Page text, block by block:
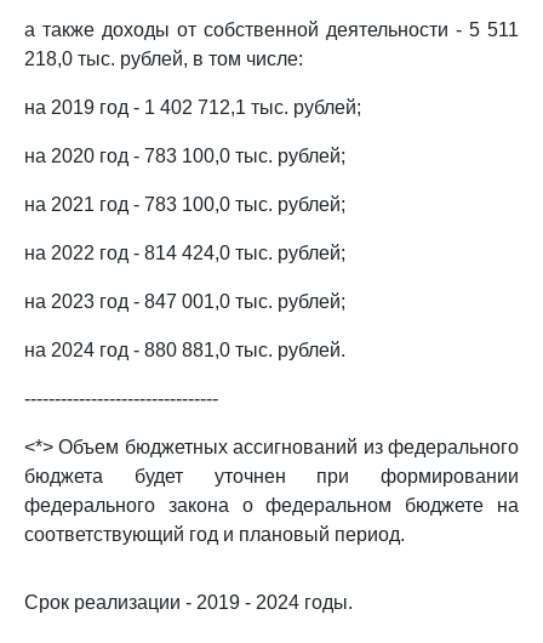
а также доходы от собственной деятельности - 5 511
218,0 тыс. рублей, в том числе:
на 2019 год - 1 402 712,1 тыс. рублей;
на 2020 год - 783 100,0 тыс. рублей;
на 2021 год - 783 100,0 тыс. рублей;
на 2022 год - 814 424,0 тыс. рублей;
на 2023 год - 847 001,0 тыс. рублей;
на 2024 год - 880 881,0 тыс. рублей.
--------------------------------
<*> Объем бюджетных ассигнований из федерального
бюджета будет уточнен при формировании
федерального закона о федеральном бюджете на
соответствующий год и плановый период.
Срок реализации - 2019 - 2024 годы.